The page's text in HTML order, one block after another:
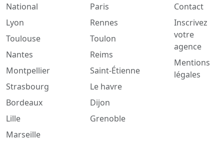
National
Lyon
Toulouse
Nantes
Montpellier
Strasbourg
Bordeaux
Lille
Marseille
Paris
Rennes
Toulon
Reims
Saint-Étienne
Le havre
Dijon
Grenoble
Contact
Inscrivez
votre
agence
Mentions
légales